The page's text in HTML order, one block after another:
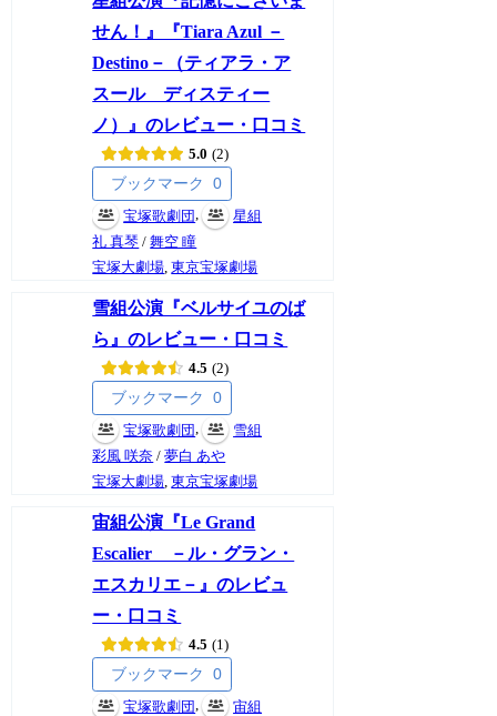
せん！』『Tiara Azul －
Destino－（ティアラ・ア
スール ディスティー
ノ）』のレビュー・口コミ
5.0 2
ブックマーク 0
宝塚歌劇団 ,
星組
礼 真琴 /舞空 瞳
宝塚大劇場 ,東京宝塚劇場
雪組公演『ベルサイユのば
ら』のレビュー・口コミ
4.5 2
ブックマーク 0
宝塚歌劇団 ,
雪組
彩風 咲奈 /夢白 あや
宝塚大劇場 ,東京宝塚劇場
宙組公演『Le Grand
Escalier －ル・グラン・
エスカリエ－』のレビュ
ー・口コミ
4.5 1
ブックマーク 0
宝塚歌劇団 ,
宙組